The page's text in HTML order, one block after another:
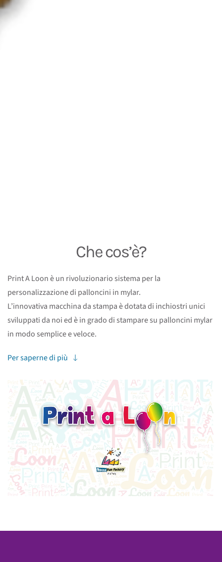
Che cos’è?
Print A Loon è un rivoluzionario sistema per la
personalizzazione di palloncini in mylar.
L’innovativa macchina da stampa è dotata di inchiostri unici
sviluppati da noi ed è in grado di stampare su palloncini mylar
in modo semplice e veloce.
Per saperne di più